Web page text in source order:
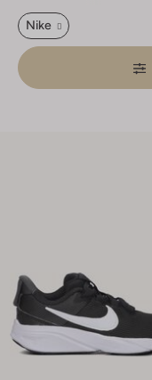
Nike